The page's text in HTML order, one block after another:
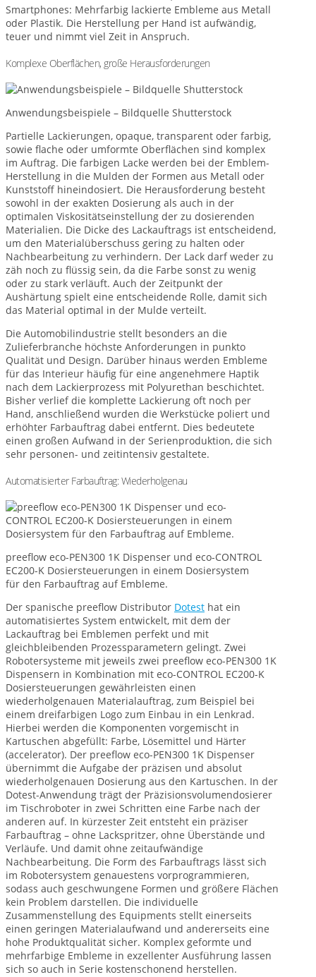
Smartphones: Mehrfarbig lackierte Embleme aus Metall
oder Plastik. Die Herstellung per Hand ist aufwändig,
teuer und nimmt viel Zeit in Anspruch.
Komplexe Oberflächen, große Herausforderungen
Anwendungsbeispiele – Bildquelle Shutterstock
Partielle Lackierungen, opaque, transparent oder farbig,
sowie flache oder umformte Oberflächen sind komplex
im Auftrag. Die farbigen Lacke werden bei der Emblem-
Herstellung in die Mulden der Formen aus Metall oder
Kunststoff hineindosiert. Die Herausforderung besteht
sowohl in der exakten Dosierung als auch in der
optimalen Viskositätseinstellung der zu dosierenden
Materialien. Die Dicke des Lackauftrags ist entscheidend,
um den Materialüberschuss gering zu halten oder
Nachbearbeitung zu verhindern. Der Lack darf weder zu
zäh noch zu flüssig sein, da die Farbe sonst zu wenig
oder zu stark verläuft. Auch der Zeitpunkt der
Aushärtung spielt eine entscheidende Rolle, damit sich
das Material optimal in der Mulde verteilt.
Die Automobilindustrie stellt besonders an die
Zulieferbranche höchste Anforderungen in punkto
Qualität und Design. Darüber hinaus werden Embleme
für das Interieur häufig für eine angenehmere Haptik
nach dem Lackierprozess mit Polyurethan beschichtet.
Bisher verlief die komplette Lackierung oft noch per
Hand, anschließend wurden die Werkstücke poliert und
erhöhter Farbauftrag dabei entfernt. Dies bedeutete
einen großen Aufwand in der Serienproduktion, die sich
sehr personen- und zeitintensiv gestaltete.
Automatisierter Farbauftrag: Wiederholgenau
preeflow eco-PEN300 1K Dispenser und eco-CONTROL
EC200-K Dosiersteuerungen in einem Dosiersystem
für den Farbauftrag auf Embleme.
Der spanische preeflow Distributor Dotest hat ein
automatisiertes System entwickelt, mit dem der
Lackauftrag bei Emblemen perfekt und mit
gleichbleibenden Prozessparametern gelingt. Zwei
Robotersysteme mit jeweils zwei preeflow eco-PEN300 1K
Dispensern in Kombination mit eco-CONTROL EC200-K
Dosiersteuerungen gewährleisten einen
wiederholgenauen Materialauftrag, zum Beispiel bei
einem dreifarbigen Logo zum Einbau in ein Lenkrad.
Hierbei werden die Komponenten vorgemischt in
Kartuschen abgefüllt: Farbe, Lösemittel und Härter
(accelerator). Der preeflow eco-PEN300 1K Dispenser
übernimmt die Aufgabe der präzisen und absolut
wiederholgenauen Dosierung aus den Kartuschen. In der
Dotest-Anwendung trägt der Präzisionsvolumendosierer
im Tischroboter in zwei Schritten eine Farbe nach der
anderen auf. In kürzester Zeit entsteht ein präziser
Farbauftrag – ohne Lackspritzer, ohne Überstände und
Verläufe. Und damit ohne zeitaufwändige
Nachbearbeitung. Die Form des Farbauftrags lässt sich
im Robotersystem genauestens vorprogrammieren,
sodass auch geschwungene Formen und größere Flächen
kein Problem darstellen. Die individuelle
Zusammenstellung des Equipments stellt einerseits
einen geringen Materialaufwand und andererseits eine
hohe Produktqualität sicher. Komplex geformte und
mehrfarbige Embleme in exzellenter Ausführung lassen
sich so auch in Serie kostenschonend herstellen.